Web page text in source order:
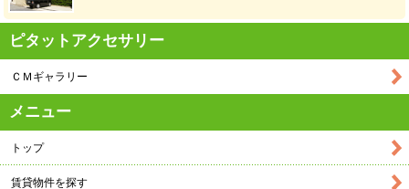
ピタットアクセサリー
ＣＭギャラリー
メニュー
トップ
賃貸物件を探す